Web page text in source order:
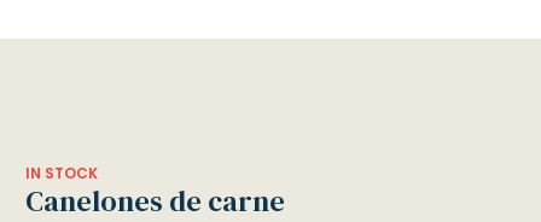
IN STOCK
Canelones de carne